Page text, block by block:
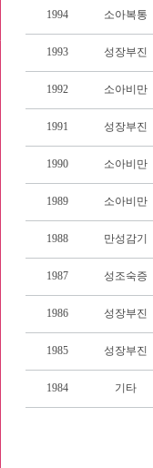
1994 소아복통
1993 성장부진
1992 소아비만
1991 성장부진
1990 소아비만
1989 소아비만
1988 만성감기
1987 성조숙증
1986 성장부진
1985 성장부진
1984 기타